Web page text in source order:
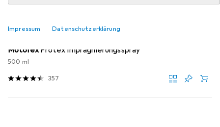
Impressum Datenschutzerklärung
Schuhpflegemittel
MotorexProtex Imprägnierungsspray
500 ml
357